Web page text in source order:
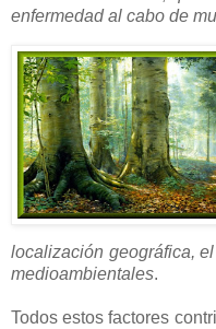
enfermedad al cabo de
localización geográfica,
medioambientales.
Todos estos factores